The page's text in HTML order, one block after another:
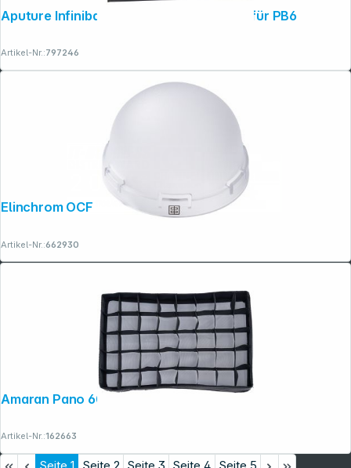
Aputure Infinibar Light Control Grid (45) für PB6
Artikel-Nr.:797246
Elinchrom OCF Diffusion Dome
Artikel-Nr.:662930
Artikel-Nr.:162663